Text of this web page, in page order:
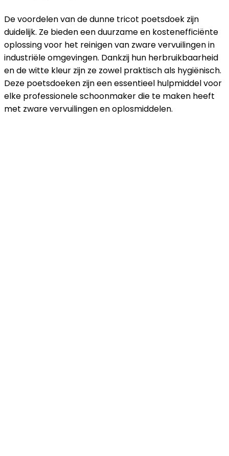
De voordelen van de dunne tricot poetsdoek zijn
duidelijk. Ze bieden een duurzame en kostenefficiënte
oplossing voor het reinigen van zware vervuilingen in
industriële omgevingen. Dankzij hun herbruikbaarheid
en de witte kleur zijn ze zowel praktisch als hygiënisch.
Deze poetsdoeken zijn een essentieel hulpmiddel voor
elke professionele schoonmaker die te maken heeft
met zware vervuilingen en oplosmiddelen.